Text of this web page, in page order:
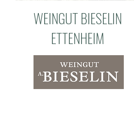
WEINGUT BIESELIN
ETTENHEIM